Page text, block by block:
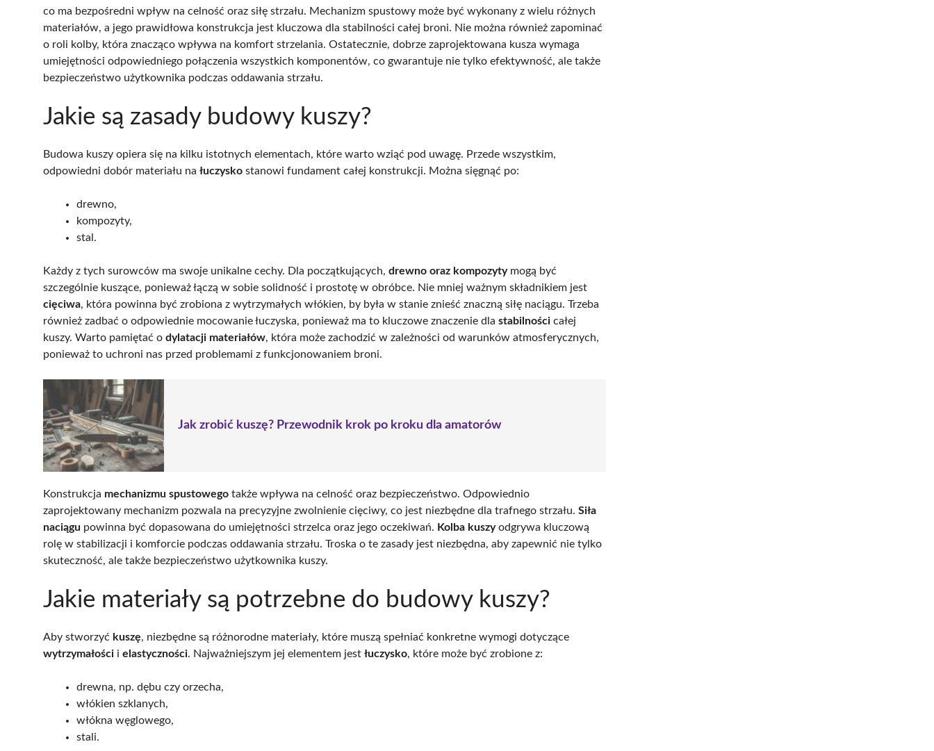
co ma bezpośredni wpływ na celność oraz siłę strzału. Mechanizm spustowy może być wykonany z wielu różnych
materiałów, a jego prawidłowa konstrukcja jest kluczowa dla stabilności całej broni. Nie można również zapominać
o roli kolby, która znacząco wpływa na komfort strzelania. Ostatecznie, dobrze zaprojektowana kusza wymaga
umiejętności odpowiedniego połączenia wszystkich komponentów, co gwarantuje nie tylko efektywność, ale także
bezpieczeństwo użytkownika podczas oddawania strzału.
Jakie są zasady budowy kuszy?
Budowa kuszy opiera się na kilku istotnych elementach, które warto wziąć pod uwagę. Przede wszystkim,
odpowiedni dobór materiału na łuczysko stanowi fundament całej konstrukcji. Można sięgnąć po:
drewno,
kompozyty,
stal.
Każdy z tych surowców ma swoje unikalne cechy. Dla początkujących, drewno oraz kompozytymogą być
szczególnie kuszące, ponieważ łączą w sobie solidność i prostotę w obróbce. Nie mniej ważnym składnikiem jest
cięciwa, która powinna być zrobiona z wytrzymałych włókien, by była w stanie znieść znaczną siłę naciągu. Trzeba
również zadbać o odpowiednie mocowanie łuczyska, ponieważ ma to kluczowe znaczenie dla stabilności całej
kuszy. Warto pamiętać o dylatacji materiałów, która może zachodzić w zależności od warunków atmosferycznych,
ponieważ to uchroni nas przed problemami z funkcjonowaniem broni.
Jak zrobić kuszę? Przewodnik krok po kroku dla amatorów
Konstrukcja mechanizmu spustowego także wpływa na celność oraz bezpieczeństwo. Odpowiednio
zaprojektowany mechanizm pozwala na precyzyjne zwolnienie cięciwy, co jest niezbędne dla trafnego strzału. Siła
naciągu powinna być dopasowana do umiejętności strzelca oraz jego oczekiwań. Kolba kuszyodgrywa kluczową
rolę w stabilizacji i komforcie podczas oddawania strzału. Troska o te zasady jest niezbędna, aby zapewnić nie tylko
skuteczność, ale także bezpieczeństwo użytkownika kuszy.
Jakie materiały są potrzebne do budowy kuszy?
Aby stworzyć kuszę, niezbędne są różnorodne materiały, które muszą spełniać konkretne wymogi dotyczące
wytrzymałości i elastyczności. Najważniejszym jej elementem jest łuczysko, które może być zrobione z:
drewna, np. dębu czy orzecha,
włókien szklanych,
włókna węglowego,
stali.